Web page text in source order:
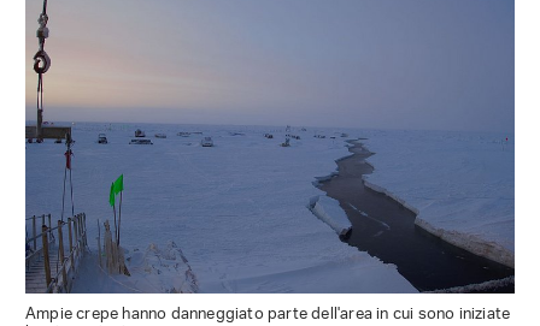
Ampie crepe hanno danneggiato parte dell'area in cui sono iniziate